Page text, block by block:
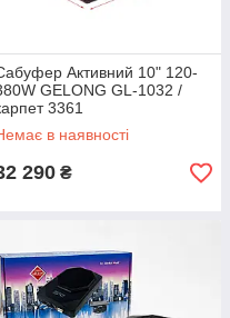
Активний 10" 120-
GELONG GL-1032 /
3361
в наявності
290 ₴